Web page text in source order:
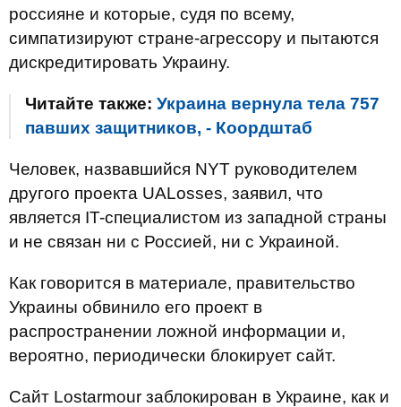
россияне и которые, судя по всему,
симпатизируют стране-агрессору и пытаются
дискредитировать Украину.
Читайте также: Украина вернула тела 757
павших защитников, - Коордштаб
Человек, назвавшийся NYT руководителем
другого проекта UALosses, заявил, что
является IT-специалистом из западной страны
и не связан ни с Россией, ни с Украиной.
Как говорится в материале, правительство
Украины обвинило его проект в
распространении ложной информации и,
вероятно, периодически блокирует сайт.
Сайт Lostarmour заблокирован в Украине, как и